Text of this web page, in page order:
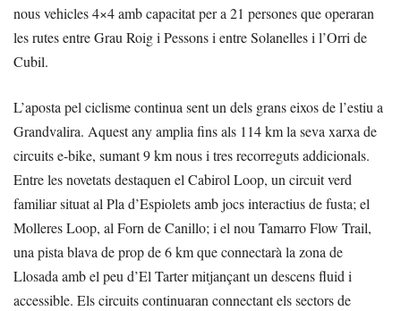
nous vehicles 4×4 amb capacitat per a 21 persones que operaran
les rutes entre Grau Roig i Pessons i entre Solanelles i l’Orri de
Cubil.
L’aposta pel ciclisme continua sent un dels grans eixos de l’estiu a
Grandvalira. Aquest any amplia fins als 114 km la seva xarxa de
circuits e-bike, sumant 9 km nous i tres recorreguts addicionals.
Entre les novetats destaquen el Cabirol Loop, un circuit verd
familiar situat al Pla d’Espiolets amb jocs interactius de fusta; el
Molleres Loop, al Forn de Canillo; i el nou Tamarro Flow Trail,
una pista blava de prop de 6 km que connectarà la zona de
Llosada amb el peu d’El Tarter mitjançant un descens fluid i
accessible. Els circuits continuaran connectant els sectors de